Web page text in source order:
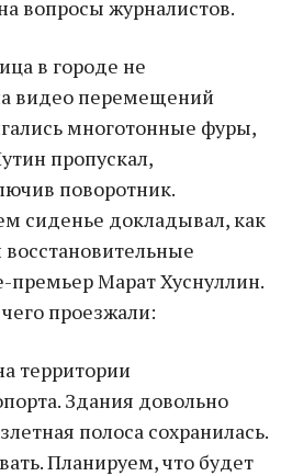
вопросы журналистов.
в городе не
видео перемещений
многотонные фуры,
пропускал,
поворотник.
сиденье докладывал, как
премьер Марат Хуснуллин.
проезжали:
территории
Здания довольно
полоса сохранилась.
Планируем, что будет